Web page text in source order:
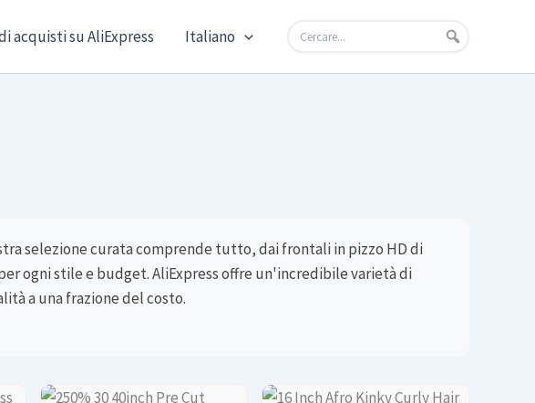
acquisti su AliExpress Italiano
selezione curata comprende tutto, dai frontali in pizzo HD di
ogni stile e budget. AliExpress offre un'incredibile varietà di
a una frazione del costo.